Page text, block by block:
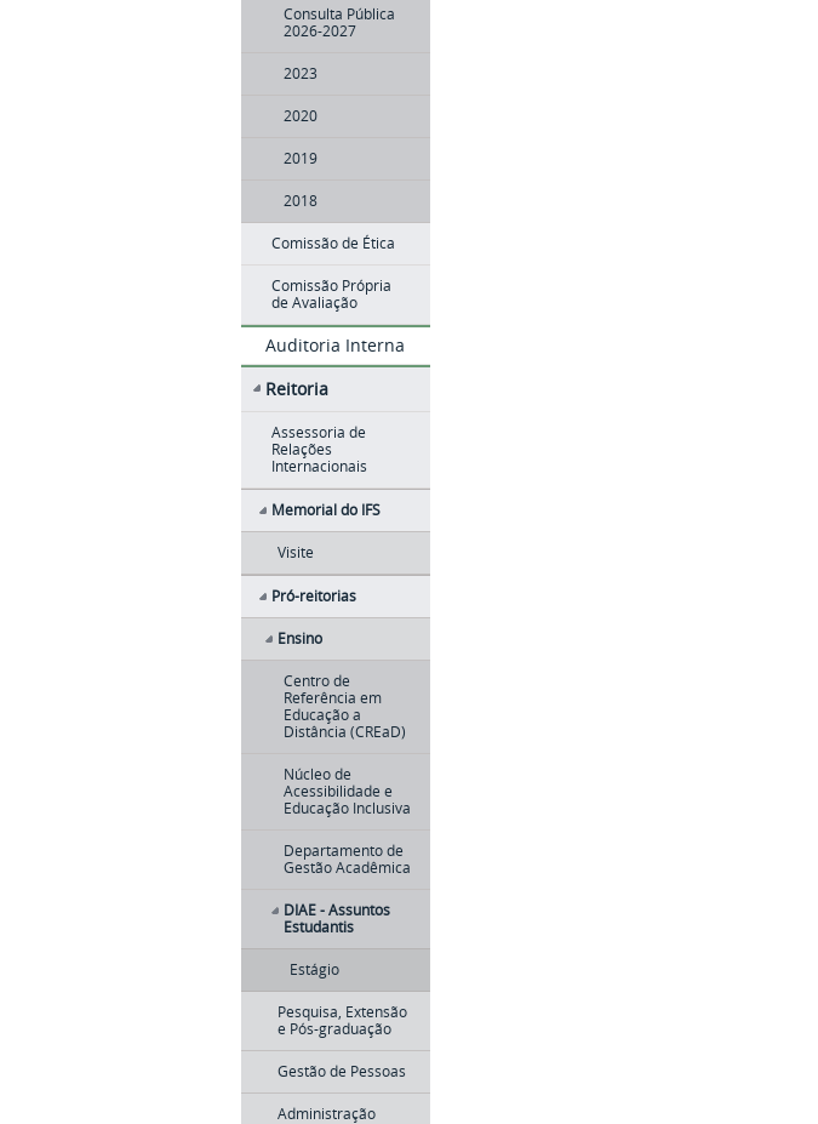
Consulta Pública
2026-2027
2023
2020
2019
2018
Comissão de Ética
Comissão Própria
de Avaliação
Auditoria Interna
Reitoria
Assessoria de
Relações
Internacionais
Memorial do IFS
Visite
Pró-reitorias
Ensino
Centro de
Referência em
Educação a
Distância (CREaD)
Núcleo de
Acessibilidade e
Educação Inclusiva
Departamento de
Gestão Acadêmica
DIAE - Assuntos
Estudantis
Estágio
Pesquisa, Extensão
e Pós-graduação
Gestão de Pessoas
Administração